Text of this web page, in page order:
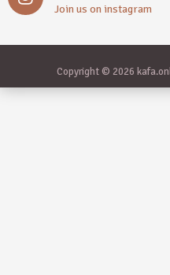
Join us on instagram
Copyright © 2026